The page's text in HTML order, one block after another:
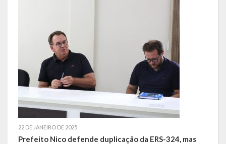
Escola Municipal De Ensino Fundamental João Alfredo Sachser
Escola Municipal De Ensino Fundamental Osvaldo Cruz
Agricultura
Obras e Viação
Saúde
22 DE JANEIRO DE 2025
Prefeito Nico defende duplicação da ERS-324, mas